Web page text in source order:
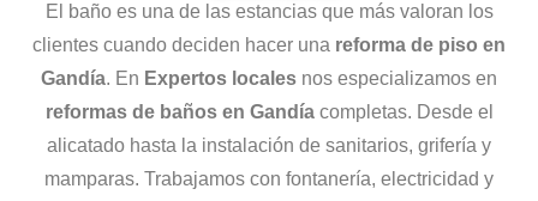
El baño es una de las estancias que más valoran los
clientes cuando deciden hacer una reforma de piso en
Gandía. En Expertos locales nos especializamos en
reformas de baños en Gandíacompletas. Desde el
alicatado hasta la instalación de sanitarios, grifería y
mamparas. Trabajamos con fontanería, electricidad y